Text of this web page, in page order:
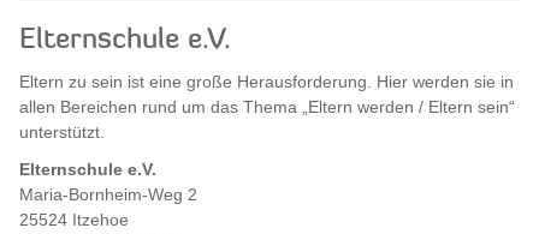
Elternschule e.V.
Eltern zu sein ist eine große Herausforderung. Hier werden sie in
allen Bereichen rund um das Thema „Eltern werden / Eltern sein“
unterstützt.
Elternschule e.V.
Maria-Bornheim-Weg 2
25524 Itzehoe